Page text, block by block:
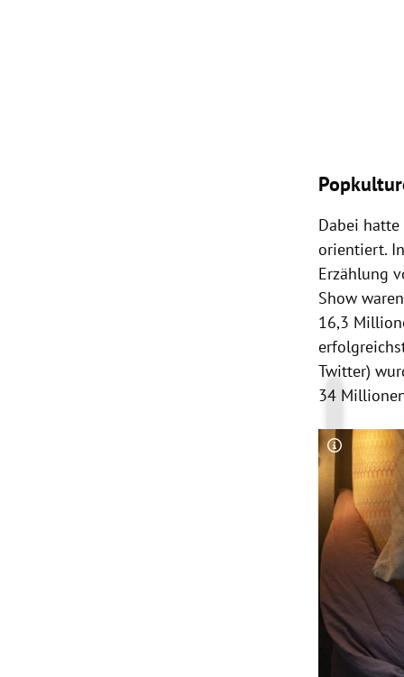
Dabei
orientiert.
Erzählung
Show
16,3
Twitter)
34
Copyright-